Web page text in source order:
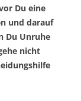
Du eine
und darauf
Du Unruhe
nicht